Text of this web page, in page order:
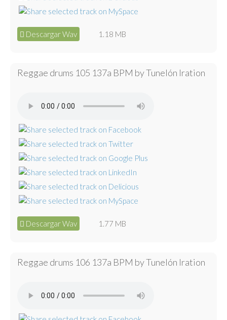
Descargar Wav 1.18 MB
Reggae drums 105 137a BPM by Tunelón Iration
Descargar Wav 1.77 MB
Reggae drums 106 137a BPM by Tunelón Iration